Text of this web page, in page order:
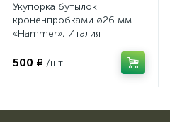
Укупорка бутылок
кроненпробками ø26 мм
«Hammer», Италия
500 ₽ /шт.